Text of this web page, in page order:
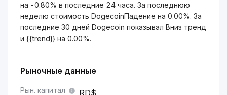
на -0.80% в последние 24 часа. За последнюю
неделю стоимость DogecoinПадение на 0.00%. За
последние 30 дней Dogecoin показывал Вниз тренд
и {{trend}} на 0.00%.
Рыночные данные
Рын. капитал